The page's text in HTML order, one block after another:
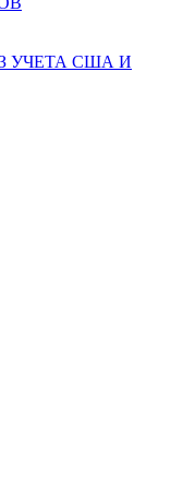
УЧЕТА США И